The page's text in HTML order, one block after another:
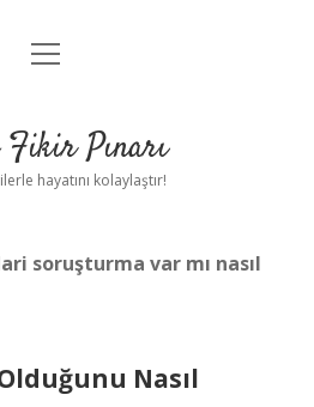
Anasayfa
Uyarı
menüyü
Fikir Pınarı
hayatını kolaylaştır!
soruşturma var mı nasıl
Nasıl